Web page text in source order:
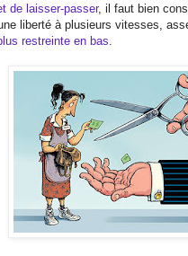
de laisser-passer, il faut bien
liberté à plusieurs vitesses,
restreinte en bas